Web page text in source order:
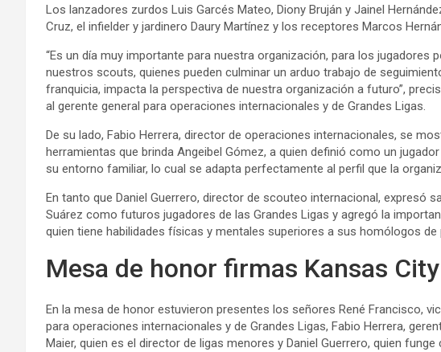
Los lanzadores zurdos Luis Garcés Mateo, Diony Bruján y Jainel
Cruz, el infielder y jardinero Daury Martínez y los receptores Marcos
“Es un día muy importante para nuestra organización, para los jugadores
nuestros scouts, quienes pueden culminar un arduo trabajo de
franquicia, impacta la perspectiva de nuestra organización a futuro”,
al gerente general para operaciones internacionales y de Grandes Ligas.
De su lado, Fabio Herrera, director de operaciones internacionales, se
herramientas que brinda Angeibel Gómez, a quien definió como un
su entorno familiar, lo cual se adapta perfectamente al perfil que la
En tanto que Daniel Guerrero, director de scouteo internacional, expresó
Suárez como futuros jugadores de las Grandes Ligas y agregó la
quien tiene habilidades físicas y mentales superiores a sus homólogos de
Mesa de honor firmas Kansas City
En la mesa de honor estuvieron presentes los señores René Francisco,
para operaciones internacionales y de Grandes Ligas, Fabio Herrera,
Maier, quien es el director de ligas menores y Daniel Guerrero, quien